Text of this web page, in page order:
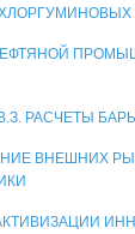
РАСЧЕТЫ
ВНЕШНИХ